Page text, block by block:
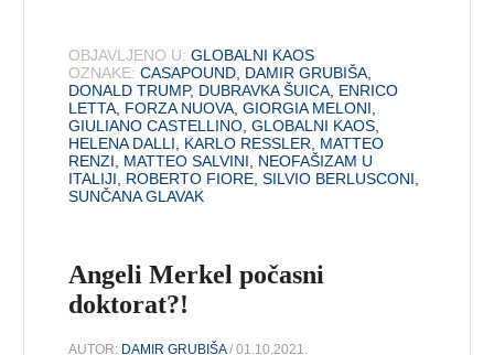
OBJAVLJENO U: GLOBALNI KAOS
OZNAKE: CASAPOUND DAMIR GRUBIŠA
DONALD TRUMP, DUBRAVKA ŠUICA ENRICO
LETTA FORZA NUOVA ,GIORGIA MELONI
GIULIANO CASTELLINO ,GLOBALNI KAOS
HELENA DALLI
KARLO RESSLER
MATTEO
RENZI
MATTEO SALVINI
NEOFAŠIZAM U
ITALIJI
ROBERTO FIORE ,SILVIO BERLUSCONI
SUNČANA GLAVAK
Angeli Merkel počasni
doktorat?!
AUTOR: DAMIR GRUBIŠA/ 01.10.2021.